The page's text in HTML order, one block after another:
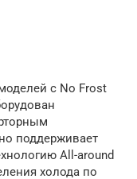
с No Frost
поддерживает
All-around
холода по